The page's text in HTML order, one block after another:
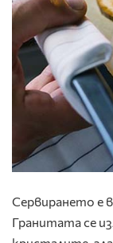
Сервирането е
Гранитата се